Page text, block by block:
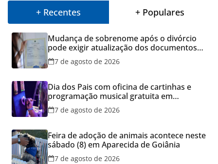
+ Recentes + Populares
Mudança de sobrenome após o divórcio
pode exigir atualização dos documentos
dos filhos para evitar transtornos
7 de agosto de 2026
Dia dos Pais com oficina de cartinhas e
programação musical gratuita em
Aparecida de Goiânia
7 de agosto de 2026
Feira de adoção de animais acontece neste
sábado (8) em Aparecida de Goiânia
7 de agosto de 2026